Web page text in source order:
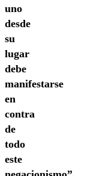
uno
desde
su
lugar
debe
manifestarse
en
contra
de
todo
este